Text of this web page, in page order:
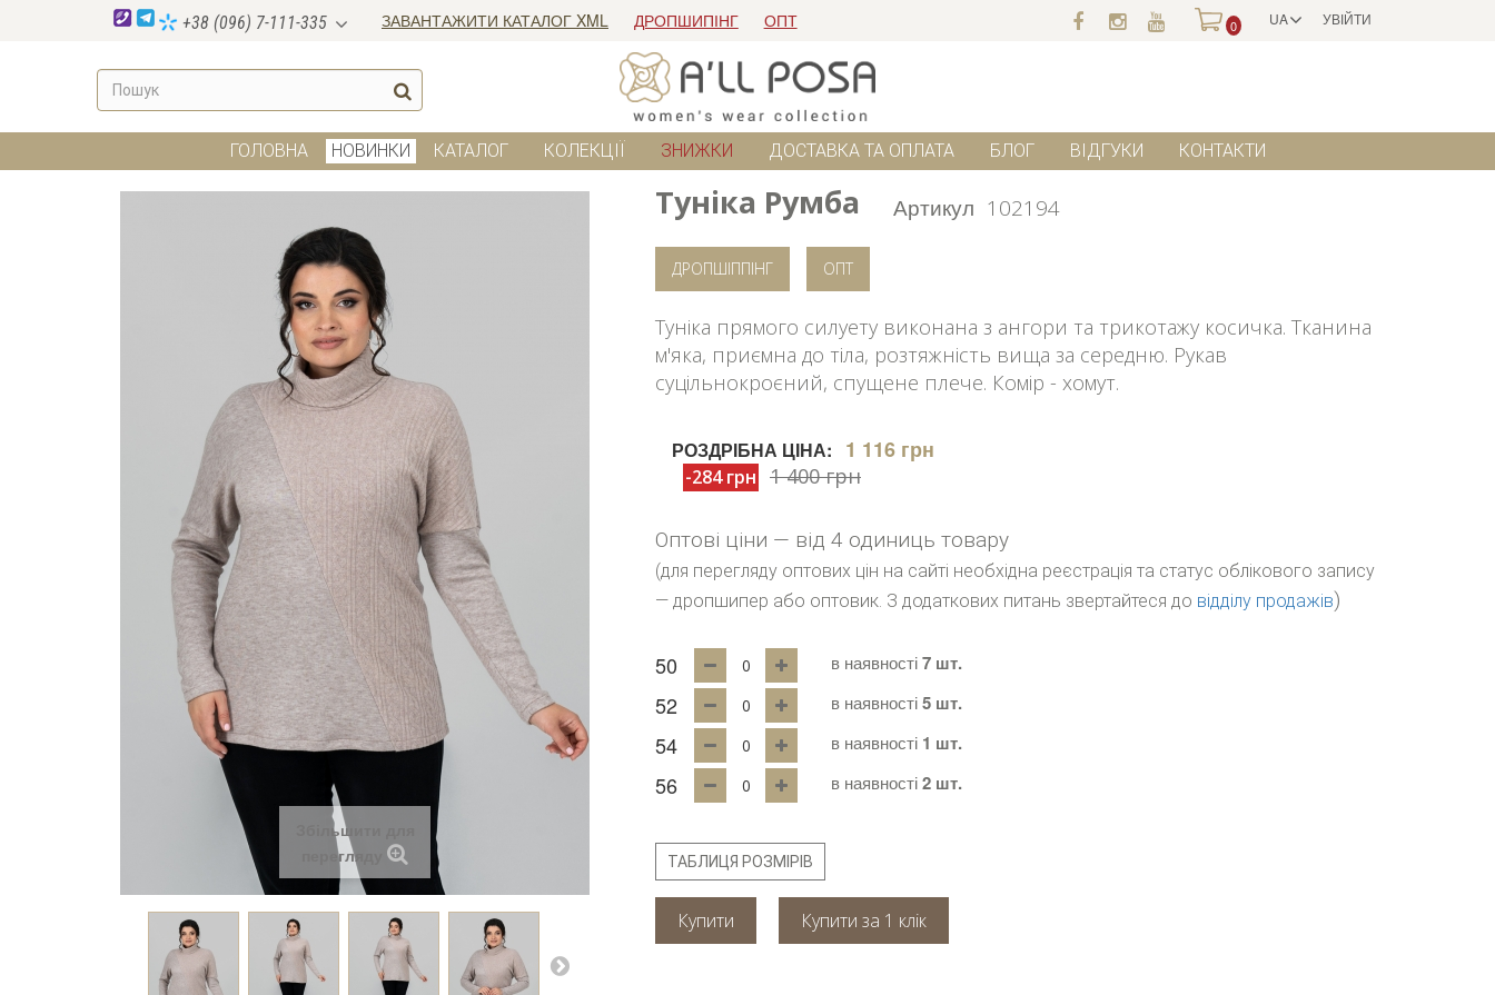
УВІЙТИ
UA
+38 (096) 7-111-335 ЗАВАНТАЖИТИ КАТАЛОГ XML ДРОПШИПІНГ ОПТ 0
ГОЛОВНА НОВИНКИ КАТАЛОГ КОЛЕКЦІЇ ЗНИЖКИ ДОСТАВКА ТА ОПЛАТА БЛОГ ВІДГУКИ КОНТАКТИ
Збільшити для
перегляду
Туніка Румба Артикул 102194
ДРОПШІППІНГ ОПТ
Туніка прямого силуету виконана з ангори та трикотажу косичка. Тканина
м'яка, приємна до тіла, розтяжність вища за середню. Рукав
суцільнокроєний, спущене плече. Комір - хомут.
РОЗДРІБНА ЦІНА: 1 116 грн
-284 грн 1 400 грн
Оптові ціни — від 4 одиниць товару
(для перегляду оптових цін на сайті необхідна реєстрація та статус облікового запису
— дропшипер або оптовик. З додаткових питань звертайтеся до відділу продажів)
50 в наявності 7 шт.
52 в наявності 5 шт.
54 в наявності 1 шт.
56 в наявності 2 шт.
ТАБЛИЦЯ РОЗМІРІВ
Купити